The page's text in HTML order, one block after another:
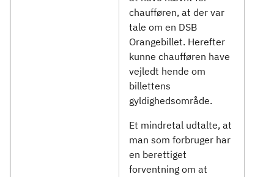
chaufføren, at der var
tale om en DSB
Orangebillet. Herefter
kunne chaufføren have
vejledt hende om
billettens
gyldighedsområde.
Et mindretal udtalte, at
man som forbruger har
en berettiget
forventning om at